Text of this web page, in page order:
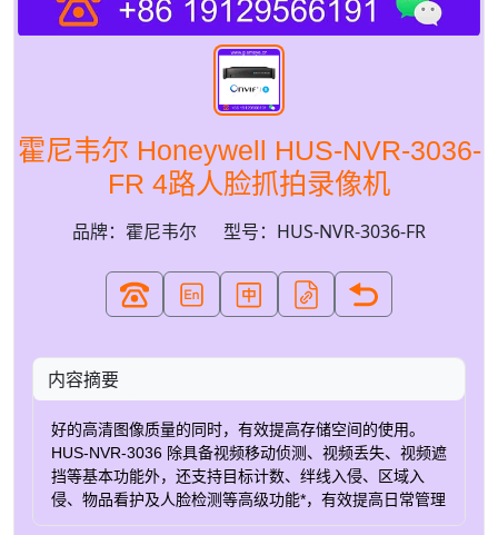
霍尼韦尔 Honeywell HUS-NVR-3036-
FR 4路人脸抓拍录像机
品牌：霍尼韦尔 型号：HUS-NVR-3036-FR
内容摘要
好的高清图像质量的同时，有效提高存储空间的使用。
HUS-NVR-3036 除具备视频移动侦测、视频丢失、视频遮
挡等基本功能外，还支持目标计数、绊线入侵、区域入
侵、物品看护及人脸检测等高级功能*，有效提高日常管理